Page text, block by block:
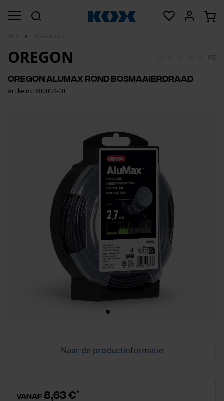
OREGON (0)
Oregon Alumax rond bosmaaierdraad
Artikelnr.: 800004-00
Naar de productinformatie
vanaf 8,63 €*